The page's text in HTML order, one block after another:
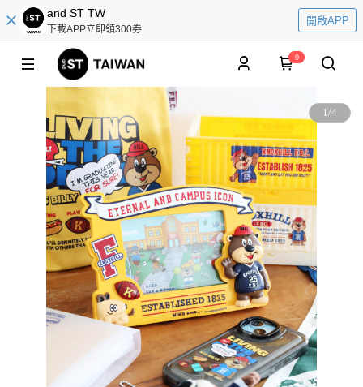
and ST TW
下載APP立即領300券
開啟APP
0
1/4